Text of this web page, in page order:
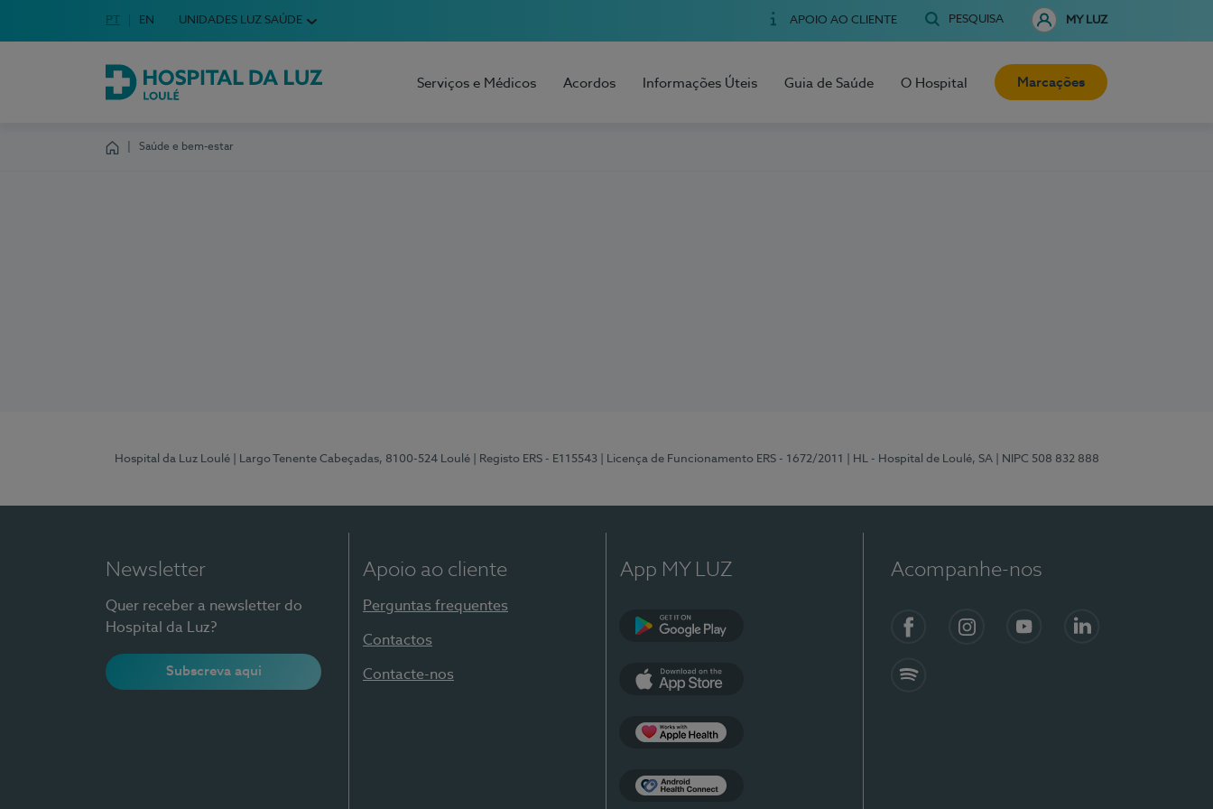
Escolha o seu idioma
Idioma em Português
PT English Language
EN UNIDADES LUZ SAÚDE APOIO AO CLIENTE PESQUISA MY LUZ
Hospital da Luz Loulé
Serviços e Médicos Acordos Informações Úteis Guia de Saúde O Hospital Marcações
Saúde e bem-estar
Hospital da Luz Loulé | Largo Tenente Cabeçadas, 8100-524 Loulé | Registo ERS - E115543 | Licença de Funcionamento ERS - 1672/2011 | HL - Hospital de Loulé, SA | NIPC 508 832 888
Newsletter
Quer receber a newsletter do
Hospital da Luz?
Subscreva aqui
Apoio ao cliente
Perguntas frequentes
Contactos
Contacte-nos
App MY LUZ Acompanhe-nos